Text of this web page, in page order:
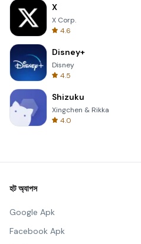
X
X Corp.
4.6
Disney+
Disney
4.5
Shizuku
Xingchen & Rikka
4.0
হট অ্যাপস
Google Apk
Facebook Apk